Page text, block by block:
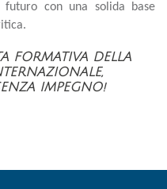
con una solida base
FORMATIVA DELLA
IMPEGNO!